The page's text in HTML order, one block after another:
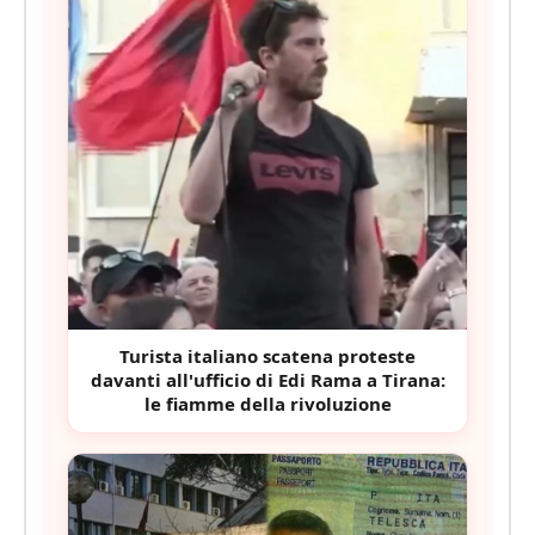
Turista italiano scatena proteste
davanti all'ufficio di Edi Rama a Tirana:
le fiamme della rivoluzione